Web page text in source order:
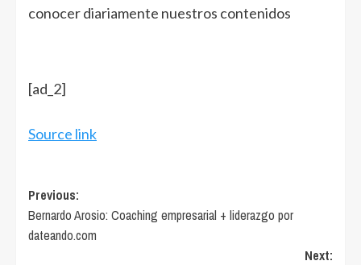
conocer diariamente nuestros contenidos
[ad_2]
Source link
Post
navigation
Previous:
Bernardo Arosio: Coaching empresarial + liderazgo por
dateando.com
Next: